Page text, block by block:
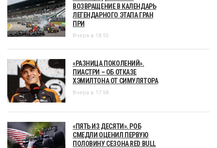
ВОЗВРАЩЕНИЕ В КАЛЕНДАРЬ
ЛЕГЕНДАРНОГО ЭТАПА ГРАН
ПРИ
Вчера в 18:55
«РАЗНИЦА ПОКОЛЕНИЙ».
ПИАСТРИ – ОБ ОТКАЗЕ
ХЭМИЛТОНА ОТ СИМУЛЯТОРА
Вчера в 17:58
«ПЯТЬ ИЗ ДЕСЯТИ». РОБ
СМЕДЛИ ОЦЕНИЛ ПЕРВУЮ
ПОЛОВИНУ СЕЗОНА RED BULL